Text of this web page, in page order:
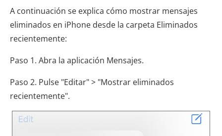
A continuación se explica cómo mostrar mensajes
eliminados en iPhone desde la carpeta Eliminados
recientemente:
Paso 1. Abra la aplicación Mensajes.
Paso 2. Pulse "Editar" > "Mostrar eliminados
recientemente".